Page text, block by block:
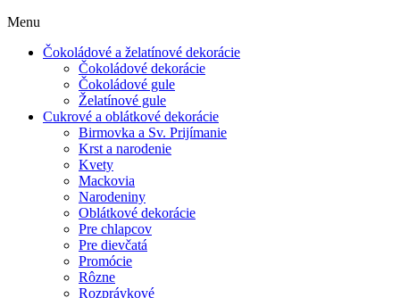
Menu
Čokoládové a želatínové dekorácie
Čokoládové dekorácie
Čokoládové gule
Želatínové gule
Cukrové a oblátkové dekorácie
Birmovka a Sv. Prijímanie
Krst a narodenie
Kvety
Mackovia
Narodeniny
Oblátkové dekorácie
Pre chlapcov
Pre dievčatá
Promócie
Rôzne
Rozprávkové